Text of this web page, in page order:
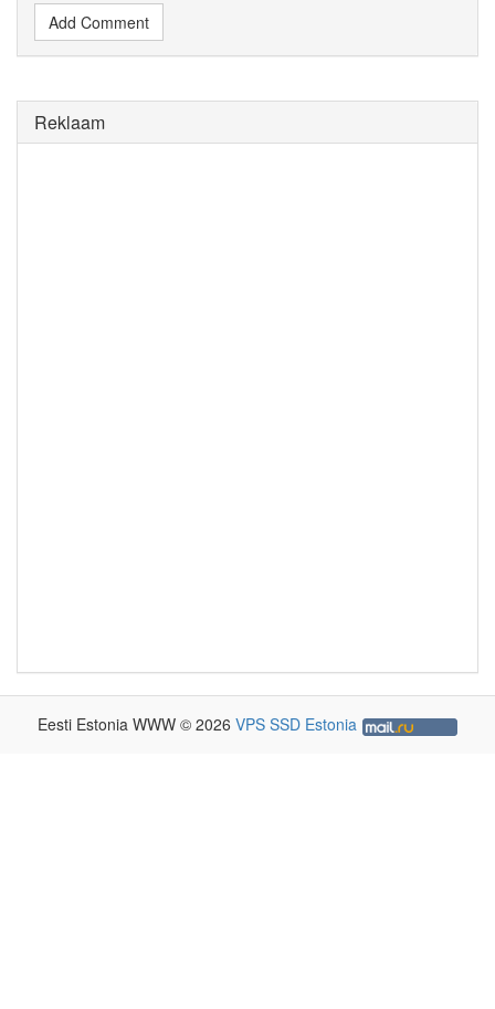
Add Comment
Reklaam
Eesti Estonia WWW © 2026 VPS SSD Estonia